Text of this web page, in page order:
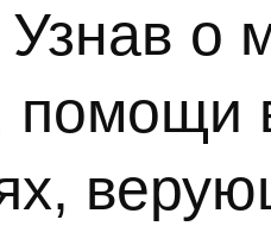
о
помощи